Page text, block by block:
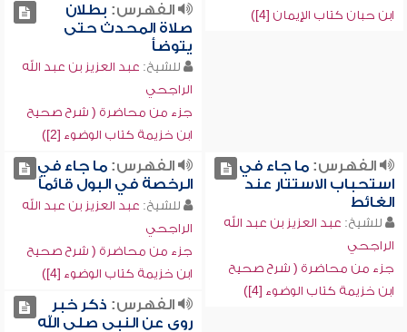
ابن حبان كتاب الإيمان [4])
الفهرس: بطلان
صلاة المحدث حتى
يتوضأ
للشيخ: عبد العزيز بن عبد الله
الراجحي
جزء من محاضرة ( شرح صحيح
ابن خزيمة كتاب الوضوء [2])
الفهرس:ما جاء في
استحباب الاستتار عند
الغائط
للشيخ: عبد العزيز بن عبد الله
الراجحي
جزء من محاضرة ( شرح صحيح
ابن خزيمة كتاب الوضوء [4])
الفهرس:ما جاء في
الرخصة في البول قائماً
للشيخ: عبد العزيز بن عبد الله
الراجحي
جزء من محاضرة ( شرح صحيح
ابن خزيمة كتاب الوضوء [4])
الفهرس: ذكر خبر
روي عن النبي صلى الله